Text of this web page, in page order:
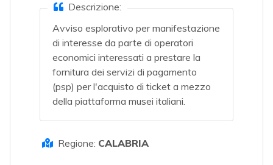
Descrizione:
Avviso esplorativo per manifestazione
di interesse da parte di operatori
economici interessati a prestare la
fornitura dei servizi di pagamento
(psp) per l'acquisto di ticket a mezzo
della piattaforma musei italiani.
Regione: CALABRIA